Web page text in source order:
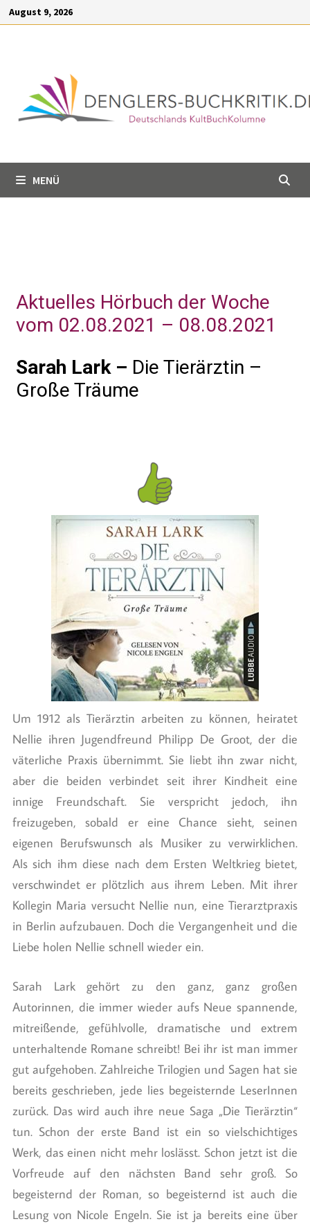
springen
August 9, 2026
MENÜ
Aktuelles Hörbuch der Woche
vom 02.08.2021 – 08.08.2021
Sarah Lark – Die Tierärztin –
Große Träume
Um 1912 als Tierärztin arbeiten zu können, heiratet
Nellie ihren Jugendfreund Philipp De Groot, der die
väterliche Praxis übernimmt. Sie liebt ihn zwar nicht,
aber die beiden verbindet seit ihrer Kindheit eine
innige Freundschaft. Sie verspricht jedoch, ihn
freizugeben, sobald er eine Chance sieht, seinen
eigenen Berufswunsch als Musiker zu verwirklichen.
Als sich ihm diese nach dem Ersten Weltkrieg bietet,
verschwindet er plötzlich aus ihrem Leben. Mit ihrer
Kollegin Maria versucht Nellie nun, eine Tierarztpraxis
in Berlin aufzubauen. Doch die Vergangenheit und die
Liebe holen Nellie schnell wieder ein.
Sarah Lark gehört zu den ganz, ganz großen
Autorinnen, die immer wieder aufs Neue spannende,
mitreißende, gefühlvolle, dramatische und extrem
unterhaltende Romane schreibt! Bei ihr ist man immer
gut aufgehoben. Zahlreiche Trilogien und Sagen hat sie
bereits geschrieben, jede lies begeisternde LeserInnen
zurück. Das wird auch ihre neue Saga „Die Tierärztin“
tun. Schon der erste Band ist ein so vielschichtiges
Werk, das einen nicht mehr loslässt. Schon jetzt ist die
Vorfreude auf den nächsten Band sehr groß. So
begeisternd der Roman, so begeisternd ist auch die
Lesung von Nicole Engeln. Sie ist ja bereits eine über